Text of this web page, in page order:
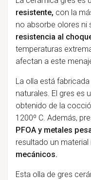
resistente, con la
no absorbe olores ni
resistencia al
temperaturas
afectan a este
La olla está
naturales. El gres es
obtenido de la
1200º C. Además,
PFOA y metales
resultado un
mecánicos.
Esta olla de gres